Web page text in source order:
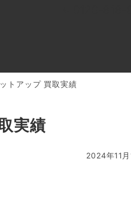
トアップ 買取実績
実績
2024年11月